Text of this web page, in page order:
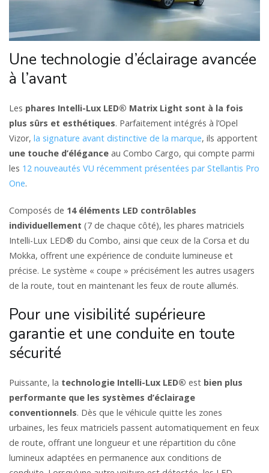
Une technologie d’éclairage avancée
à l’avant
Les phares Intelli-Lux LED® Matrix Light sont à la fois
plus sûrs et esthétiques. Parfaitement intégrés à l’Opel
Vizor, la signature avant distinctive de la marque, ils apportent
une touche d’élégance au Combo Cargo, qui compte parmi
les 12 nouveautés VU récemment présentées par Stellantis Pro
One.
Composés de 14 éléments LED contrôlables
individuellement (7 de chaque côté), les phares matriciels
Intelli-Lux LED® du Combo, ainsi que ceux de la Corsa et du
Mokka, offrent une expérience de conduite lumineuse et
précise. Le système « coupe » précisément les autres usagers
de la route, tout en maintenant les feux de route allumés.
Pour une visibilité supérieure
garantie et une conduite en toute
sécurité
Puissante, la technologie Intelli-Lux LED® est bien plus
performante que les systèmes d’éclairage
conventionnels. Dès que le véhicule quitte les zones
urbaines, les feux matriciels passent automatiquement en feux
de route, offrant une longueur et une répartition du cône
lumineux adaptées en permanence aux conditions de